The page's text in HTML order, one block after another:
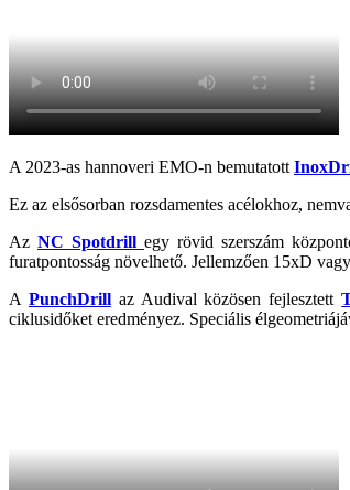
A 2023-as hannoveri EMO-n bemutatott
Ez az elsősorban rozsdamentes acélokhoz,
Az NC Spotdrill egy rövid szerszám
furatpontosság növelhető. Jellemzően 15xD
A PunchDrillaz Audival közösen fejlesztett
ciklusidőket eredményez. Speciális